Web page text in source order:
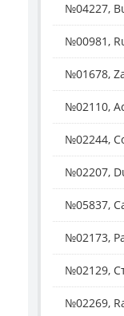
№04227,
№00981,
№01678,
№02110,
№02244,
№02207,
№05837,
№02173,
№02129,
№02269,